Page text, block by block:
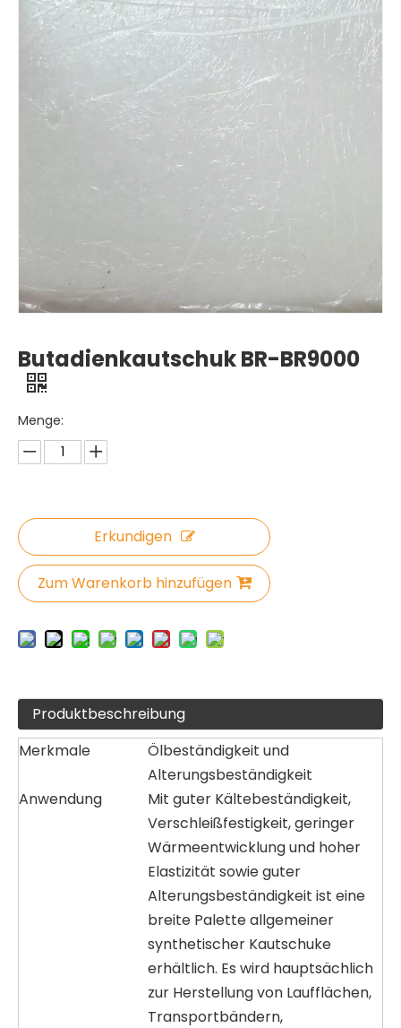
Butadienkautschuk BR-BR9000
Menge:
Erkundigen
Zum Warenkorb hinzufügen
Produktbeschreibung
Merkmale
Ölbeständigkeit und
Alterungsbeständigkeit
Anwendung
Mit guter Kältebeständigkeit,
Verschleißfestigkeit, geringer
Wärmeentwicklung und hoher
Elastizität sowie guter
Alterungsbeständigkeit ist eine
breite Palette allgemeiner
synthetischer Kautschuke
erhältlich. Es wird hauptsächlich
zur Herstellung von Laufflächen,
Transportbändern,